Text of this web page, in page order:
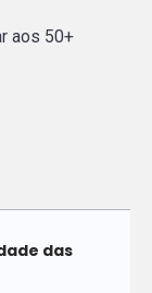
aos 50+
das